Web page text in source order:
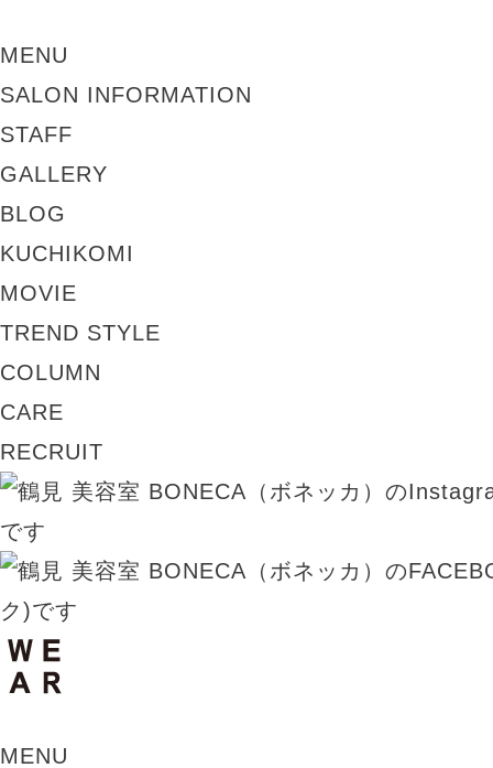
MENU
SALON INFORMATION
STAFF
GALLERY
BLOG
KUCHIKOMI
MOVIE
TREND STYLE
COLUMN
CARE
RECRUIT
MENU